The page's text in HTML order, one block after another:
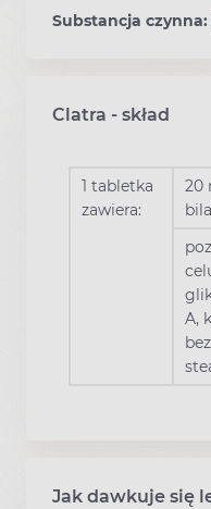
Substancja czynna:
Clatra - skład
1 tabletka
zawiera:
20
A,
Jak dawkuje się